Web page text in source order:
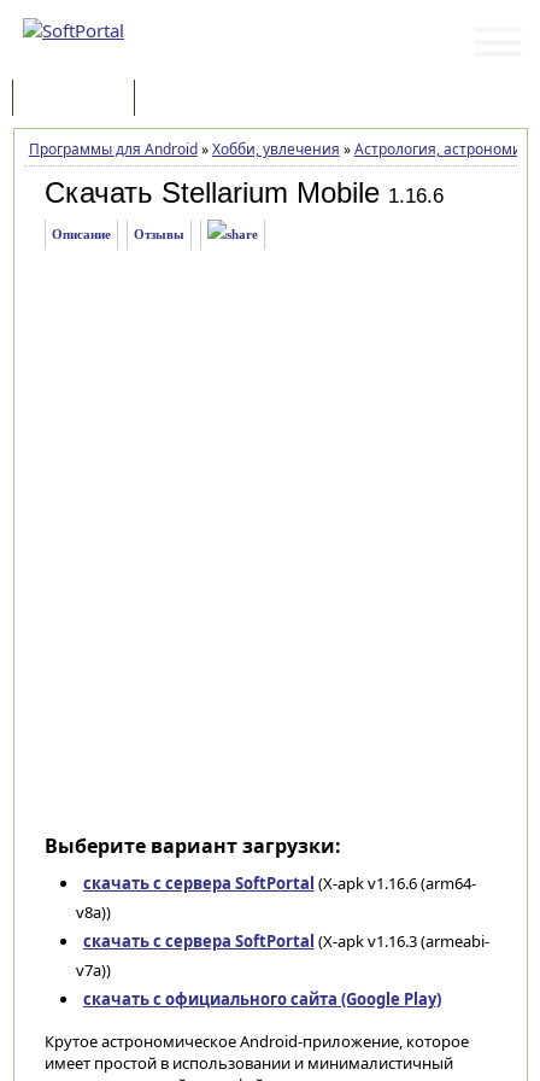
Программы для Android»Хобби, увлечения »Астрология, астрономия
Скачать Stellarium Mobile 1.16.6
Описание Отзывы
Выберите вариант загрузки:
скачать с сервера SoftPortal (X-apk v1.16.6 (arm64-
v8a))
скачать с сервера SoftPortal (X-apk v1.16.3 (armeabi-
v7a))
скачать с официального сайта (Google Play)
Крутое астрономическое Android-приложение, которое
имеет простой в использовании и минималистичный